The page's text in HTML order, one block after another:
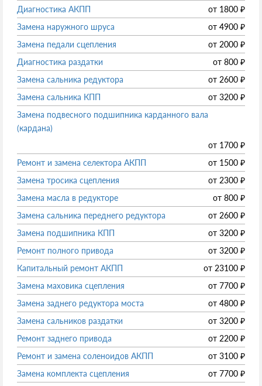
Диагностика АКПП
от 1800 ₽
Замена наружного шруса
от 4900 ₽
Замена педали сцепления
от 2000 ₽
Диагностика раздатки
от 800 ₽
Замена сальника редуктора
от 2600 ₽
Замена сальника КПП
от 3200 ₽
Замена подвесного подшипника карданного вала
(кардана)
от 1700 ₽
Ремонт и замена селектора АКПП
от 1500 ₽
Замена тросика сцепления
от 2300 ₽
Замена масла в редукторе
от 800 ₽
Замена сальника переднего редуктора
от 2600 ₽
Замена подшипника КПП
от 3200 ₽
Ремонт полного привода
от 3200 ₽
Капитальный ремонт АКПП
от 23100 ₽
Замена маховика сцепления
от 7700 ₽
Замена заднего редуктора моста
от 4800 ₽
Замена сальников раздатки
от 3200 ₽
Ремонт заднего привода
от 2200 ₽
Ремонт и замена соленоидов АКПП
от 3100 ₽
Замена комплекта сцепления
от 7700 ₽